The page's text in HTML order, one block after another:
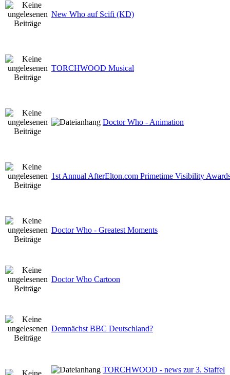
New Who auf Scifi (KD)
TORCHWOOD Musical
Doctor Who - Animation
1st Annual AfterElton.com Primetime Visibility
Doctor Who - Greatest Moments
Doctor Who Cartoon
Demnächst BBC Deutschland?
TORCHWOOD - news zur 3. Staffel